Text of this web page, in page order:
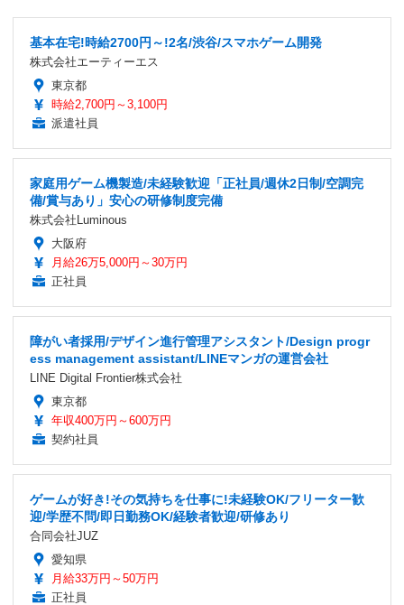
基本在宅!時給2700円～!2名/渋谷/スマホゲーム開発
株式会社エーティーエス
東京都
時給2,700円～3,100円
派遣社員
家庭用ゲーム機製造/未経験歓迎「正社員/週休2日制/空調完
備/賞与あり」安心の研修制度完備
株式会社Luminous
大阪府
月給26万5,000円～30万円
正社員
障がい者採用/デザイン進行管理アシスタント/Design progr
ess management assistant/LINEマンガの運営会社
LINE Digital Frontier株式会社
東京都
年収400万円～600万円
契約社員
ゲームが好き!その気持ちを仕事に!未経験OK/フリーター歓
迎/学歴不問/即日勤務OK/経験者歓迎/研修あり
合同会社JUZ
愛知県
月給33万円～50万円
正社員